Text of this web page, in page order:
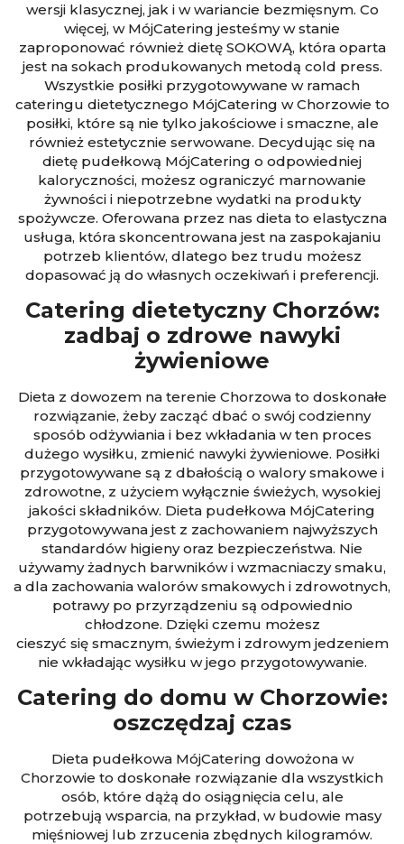
wersji klasycznej, jak i w wariancie bezmięsnym. Co
więcej, w MójCatering jesteśmy w stanie
zaproponować również dietę SOKOWĄ, która oparta
jest na sokach produkowanych metodą cold press.
Wszystkie posiłki przygotowywane w ramach
cateringu dietetycznego MójCatering w Chorzowie to
posiłki, które są nie tylko jakościowe i smaczne, ale
również estetycznie serwowane. Decydując się na
dietę pudełkową MójCatering o odpowiedniej
kaloryczności, możesz ograniczyć marnowanie
żywności i niepotrzebne wydatki na produkty
spożywcze. Oferowana przez nas dieta to elastyczna
usługa, która skoncentrowana jest na zaspokajaniu
potrzeb klientów, dlatego bez trudu możesz
dopasować ją do własnych oczekiwań i preferencji.
Catering dietetyczny Chorzów:
zadbaj o zdrowe nawyki
żywieniowe
Dieta z dowozem na terenie Chorzowa to doskonałe
rozwiązanie, żeby zacząć dbać o swój codzienny
sposób odżywiania i bez wkładania w ten proces
dużego wysiłku, zmienić nawyki żywieniowe. Posiłki
przygotowywane są z dbałością o walory smakowe i
zdrowotne, z użyciem wyłącznie świeżych, wysokiej
jakości składników. Dieta pudełkowa MójCatering
przygotowywana jest z zachowaniem najwyższych
standardów higieny oraz bezpieczeństwa. Nie
używamy żadnych barwników i wzmacniaczy smaku,
a dla zachowania walorów smakowych i zdrowotnych,
potrawy po przyrządzeniu są odpowiednio
chłodzone. Dzięki czemu możesz
cieszyć się smacznym, świeżym i zdrowym jedzeniem
nie wkładając wysiłku w jego przygotowywanie.
Catering do domu w Chorzowie:
oszczędzaj czas
Dieta pudełkowa MójCatering dowożona w
Chorzowie to doskonałe rozwiązanie dla wszystkich
osób, które dążą do osiągnięcia celu, ale
potrzebują wsparcia, na przykład, w budowie masy
mięśniowej lub zrzucenia zbędnych kilogramów.